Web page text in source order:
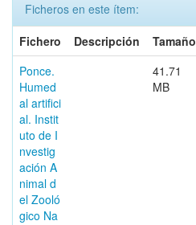
Ficheros en este ítem:
Fichero
Descripción Tamaño
Ponce.
Humed
al artifici
al. Instit
uto de I
nvestig
ación A
nimal d
el Zooló
gico Na
41.71
MB